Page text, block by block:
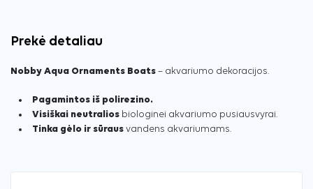
Prekė detaliau
Nobby Aqua Ornaments Boats – akvariumo dekoracijos.
Pagamintos iš polirezino.
Visiškai neutralios biologinei akvariumo pusiausvyrai.
Tinka gėlo ir sūraus vandens akvariumams.